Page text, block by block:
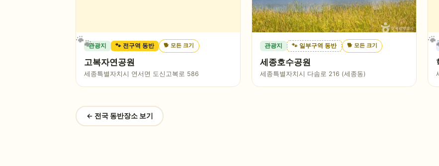
관광지 🐾 전구역 동반 🐕모든 크기
고복자연공원
세종특별자치시 연서면 도신고복로 586
관광지 🐾 일부구역 동반 🐕 모든 크기
세종호수공원
세종특별자치시 다솜로 216 (세종동)
← 전국 동반장소 보기